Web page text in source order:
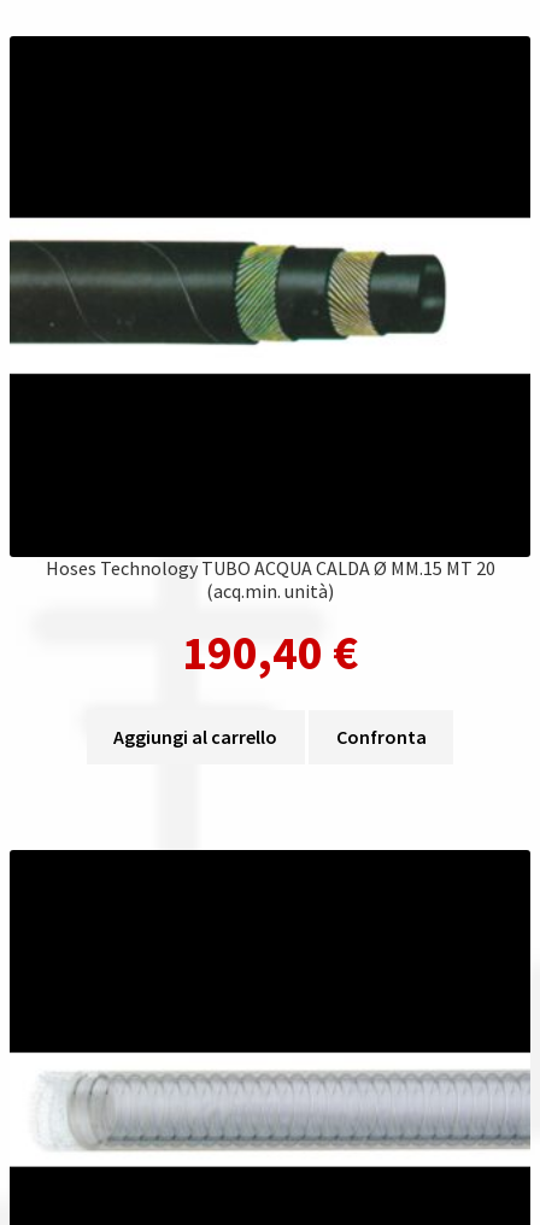
Hoses Technology TUBO ACQUA CALDA Ø MM.15 MT 20
(acq.min. unità)
190,40 €
Aggiungi al carrello Confronta